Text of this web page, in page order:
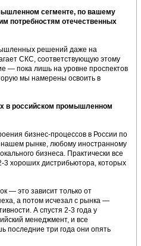
сегменте, по вашему
потребностям отечественных
решений даже на
СКС, соответствующую этому
— пока лишь на уровне проспектов
мы намерены освоить в
в российском промышленном
бизнес-процессов в России по
рынке, любому иностранному
бизнеса. Практически все
хороших дистрибьютора, которых
— это зависит только от
а потом исчезал с рынка —
А спустя 2-3 года у
менеджмент, и все
последние три года они опять